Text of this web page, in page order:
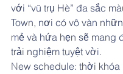
với “vũ trụ Hè” đa sắc
Town, nơi có vô vàn
mẻ và hứa hẹn sẽ mang
trải nghiệm tuyệt vời.
New schedule: thời